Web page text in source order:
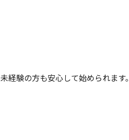
験の方も安心して始められます。